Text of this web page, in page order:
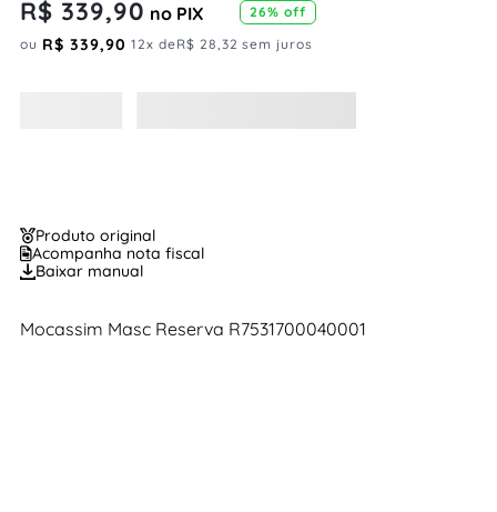
R$ 339,90 no PIX 26% off
ou R$ 339,90 12x deR$ 28,32 sem juros
Produto original
Acompanha nota fiscal
Baixar manual
Mocassim Masc Reserva R7531700040001